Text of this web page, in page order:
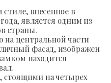
внесенное в
является одним из
страны.
на центральной части
фасад, изображен
находится
на четырех